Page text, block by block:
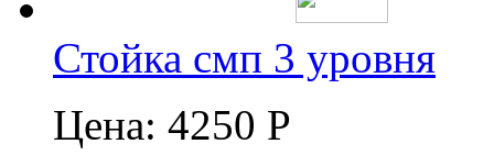
Стойка смп 3 уровня
Цена: 4250 Р